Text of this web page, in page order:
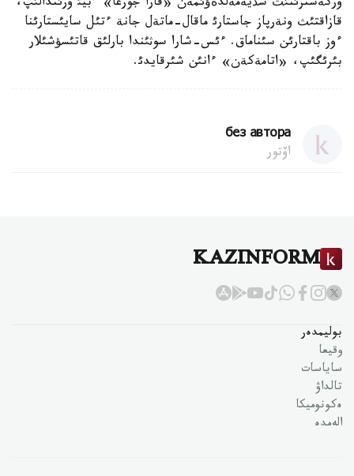
وركةسترئنئث سذيةمةلدةؤئمةن «قارا جورعا» ءبيئ ورئندالئپ،
قازاقتئث ونةرپاز جاستارئ ماقال-ماتةل جانة ءتئل سايئستارئنا
ءوز باقتارئن سئناماق. ءئس-شارا سوثئندا بارلئق قاتئسؤشئلار
بئرئگئپ، «اتامةكةن» ءانئن شئرقايدئ.
без автора
اۆتور
KAZINFORM
بوليمدەر
وقيعا
ساياسات
تالداۋ
ەكونوميكا
الەمدە